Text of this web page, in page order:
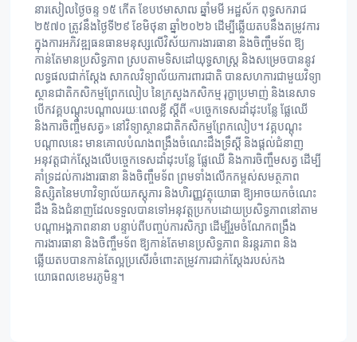
នារសៀលថ្ងៃចន្ទ ១៥ កើត ខែបឋមាសាឍ ឆ្នាំមមី អដ្ឋស័ក ពុទ្ធសករាជ
២៥៧០ ត្រូវនឹងថ្ងៃទី២៩ ខែមិថុនា ឆ្នាំ២០២៦ ដើម្បីឆ្លើយតបនឹងតម្រូវការ
ក្នុងការអភិវឌ្ឍធនធានមនុស្សលើវិស័យការងារធានា និងចិញ្ចឹមទ័ព ឱ្យ
កាន់តែមានប្រសិទ្ធភាព ស្របតាមទិសដៅយុទ្ធសាស្ត្រ និងសម្រេចបាននូវ
លទ្ធផលជាក់ស្តែង សាកលវិទ្យាល័យការពារជាតិ បានសហការជាមួយវិទ្យា
ស្ថានជាតិកសិកម្មព្រែកលៀប នៃក្រសួងកសិកម្ម រុក្ខាប្រមាញ់ និងនេសាទ
បើកវគ្គបណ្តុះបណ្តាលរយៈពេលខ្លី ស្តីពី «បច្ចេកទេសដាំដុះបន្លែ ផ្លែឈើ
និងការចិញ្ចឹមសត្វ» នៅវិទ្យាស្ថានជាតិកសិកម្មព្រែកលៀប។ វគ្គបណ្តុះ
បណ្តាលនេះ មានគោលបំណងពង្រឹងចំណេះដឹងទ្រឹស្តី និងផ្តល់ជំនាញ
អនុវត្តជាក់ស្តែងលើបច្ចេកទេសដាំដុះបន្លែ ផ្លែឈើ និងការចិញ្ចឹមសត្វ ដើម្បី
គាំទ្រដល់ការងារធានា និងចិញ្ចឹមទ័ព ព្រមទាំងលើកកម្ពស់សមត្ថភាព
និស្សិតនៃមហាវិទ្យាល័យភស្តុភារ និងហិរញ្ញវត្ថុយោធា ឱ្យអាចយកចំណេះ
ដឹង និងជំនាញដែលទទួលបានទៅអនុវត្តប្រកបដោយប្រសិទ្ធភាពនៅតាម
បណ្តាអង្គភាពនានា បន្ទាប់ពីបញ្ចប់ការសិក្សា ដើម្បីរួមចំណែកពង្រឹង
ការងារធានា និងចិញ្ចឹមទ័ព ឱ្យកាន់តែមានប្រសិទ្ធភាព និរន្តរភាព និង
ឆ្លើយតបបានកាន់តែល្អប្រសើរចំពោះតម្រូវការជាក់ស្តែងរបស់កង
យោធពលខេមរភូមិន្ទ។